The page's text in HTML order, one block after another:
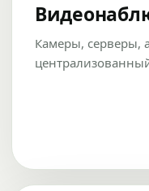
Камеры, серверы,